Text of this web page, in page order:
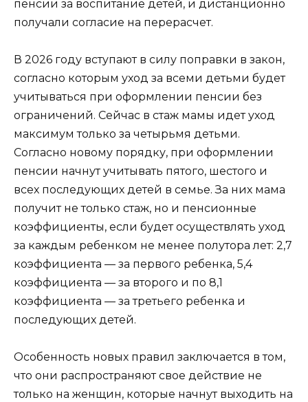
пенсии за воспитание детей, и дистанционно
получали согласие на перерасчет.
В 2026 году вступают в силу поправки в закон,
согласно которым уход за всеми детьми будет
учитываться при оформлении пенсии без
ограничений. Сейчас в стаж мамы идет уход
максимум только за четырьмя детьми.
Согласно новому порядку, при оформлении
пенсии начнут учитывать пятого, шестого и
всех последующих детей в семье. За них мама
получит не только стаж, но и пенсионные
коэффициенты, если будет осуществлять уход
за каждым ребенком не менее полутора лет: 2,7
коэффициента — за первого ребенка, 5,4
коэффициента — за второго и по 8,1
коэффициента — за третьего ребенка и
последующих детей.
Особенность новых правил заключается в том,
что они распространяют свое действие не
только на женщин, которые начнут выходить на